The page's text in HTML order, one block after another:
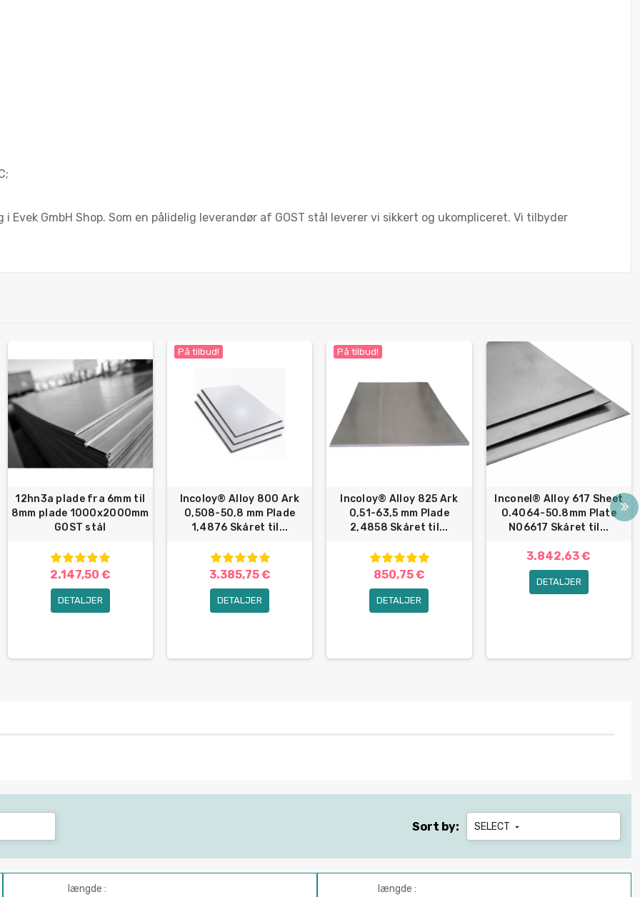
GmbH Shop. Som en pålidelig leverandør af GOST stål leverer vi sikkert og ukompliceret. Vi tilbyder
12hn3a plade fra 6mm til
8mm plade 1000x2000mm
GOST stål
2.147,50 €
DETALJER
På tilbud!
Incoloy® Alloy 800 Ark
0,508-50,8 mm Plade
1,4876 Skåret til...
3.385,75 €
DETALJER
På tilbud!
Incoloy® Alloy 825 Ark
0,51-63,5 mm Plade
2,4858 Skåret til...
850,75 €
DETALJER
Inconel® Alloy 617 Sheet
0.4064-50.8mm Plate
N06617 Skåret til...
3.842,63 €
DETALJER
Sort by: SELECT 
længde : længde :